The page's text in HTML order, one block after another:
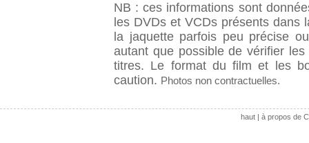
NB : ces informations sont
les DVDs et VCDs présents dans
la jaquette parfois peu précise
autant que possible de vérifier
titres. Le format du film et les
caution. Photos non contractuelles.
haut| à propos de